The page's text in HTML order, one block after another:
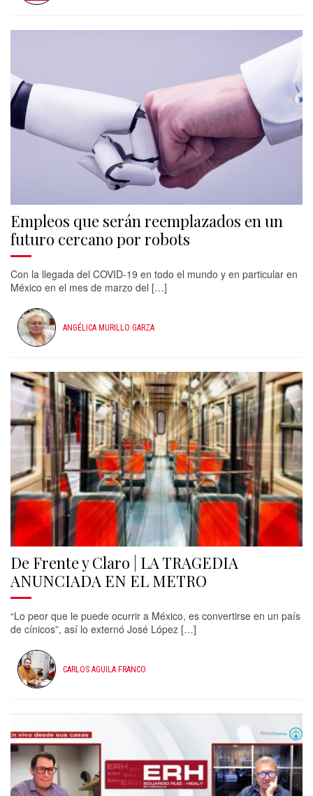
Empleos que serán reemplazados en un
futuro cercano por robots
Con la llegada del COVID-19 en todo el mundo y en particular en
México en el mes de marzo del […]
ANGÉLICA MURILLO GARZA
De Frente y Claro | LA TRAGEDIA
ANUNCIADA EN EL METRO
“Lo peor que le puede ocurrir a México, es convertirse en un país
de cínicos”, así lo externó José López […]
CARLOS AGUILA FRANCO